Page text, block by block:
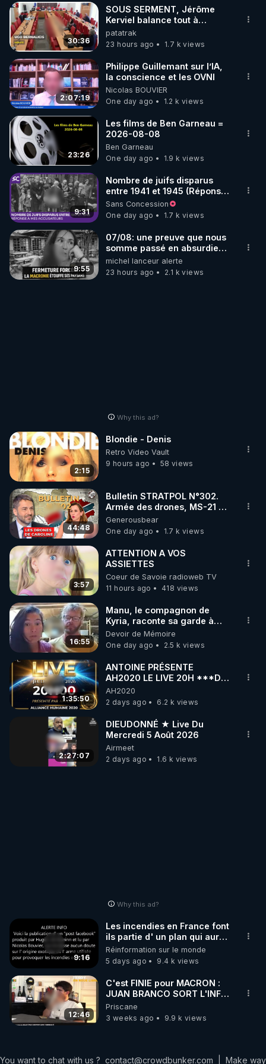
▶ 30 jours gratuit sur l’application de méditation et
de bien-être ENVOL :
Rendez-vous sur https://www.envol.app/code
le code : REGENERE
30:36
SOUS SERMENT, Jérôme
Kerviel balance tout à
l'Assemblée !
patatrak
23 hours ago
1.7 k views
2:07:19
Philippe Guillemant sur l’IA,
la conscience et les OVNI
Nicolas BOUVIER
One day ago
1.2 k views
23:26
Les films de Ben Garneau =
2026-08-08
Ben Garneau
One day ago
1.9 k views
9:31
Nombre de juifs disparus
entre 1941 et 1945 (Réponse
à mes accusateurs)
Sans Concession
One day ago
1.7 k views
9:55
07/08: une preuve que nous
somme passé en absurdie
une dictature qui veut faire
taire ses opposant !
michel lanceur alerte
23 hours ago
2.1 k views
Why this ad?
2:15
Blondie - Denis
Retro Video Vault
9 hours ago
58 views
44:48
Bulletin STRATPOL N°302.
Armée des drones, MS-21 en
série, missiles coréens.
07.08.2026.
Generousbear
One day ago
1.7 k views
3:57
ATTENTION A VOS
ASSIETTES
Coeur de Savoie radioweb TV
11 hours ago
418 views
16:55
Manu, le compagnon de
Kyria, raconte sa garde à
vue musclée. PARTAGEZ!
Devoir de Mémoire
One day ago
2.5 k views
1:35:50
ANTOINE PRÉSENTE
AH2020 LE LIVE 20H ***DU
06/08/2026***
AH2020
2 days ago
6.2 k views
2:27:07
DIEUDONNÉ ★ Live Du
Mercredi 5 Août 2026
Airmeet
2 days ago
1.6 k views
Why this ad?
9:16
Les incendies en France font
ils partie d' un plan qui aurait
débuté le 11 septembre 2001
?
Réinformation sur le monde
5 days ago
9.4 k views
12:46
C'est FINIE pour MACRON :
JUAN BRANCO SORT L'INFO
ULTIME JAMAIS RÉVÈLÉ !les
Priscane
3 weeks ago
9.9 k views
You want to chat with us ? contact@crowdbunker.com Make way